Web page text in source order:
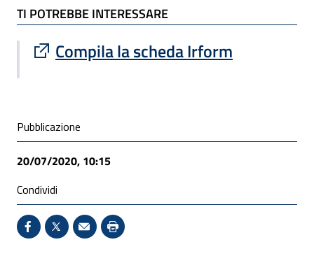
TI POTREBBE INTERESSARE
Compila la scheda Irform
Sito esterno : apre una nuova finestra
Condivisione social
Pubblicazione
20/07/2020, 10:15
Condividi
Condividi su Facebook - Sito esterno - Apertura in
X - Sito esterno - Apertura in nuova finestra
Invio Mail: apre il programma di posta
Stampa pagina: scelta meno